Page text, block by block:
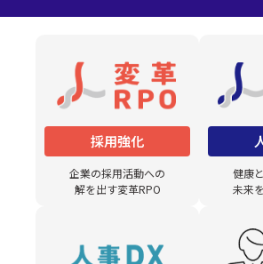
採用強化
企業の採用活動への
解を出す変革RPO
健康
未来
まま内定辞退率の差として表れる構
す。市場平均の60〜 70% という高水
前提にすると、企業が最も注力すべ
補者の理解の解像度”をどこまで高め
と強く感じています。
内定辞退が起きる理